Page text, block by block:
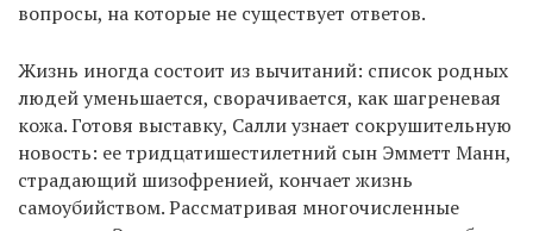
вопросы, на которые не существует ответов.
Жизнь иногда состоит из вычитаний: список родных
людей уменьшается, сворачивается, как шагреневая
кожа. Готовя выставку, Салли узнает сокрушительную
новость: ее тридцатишестилетний сын Эмметт Манн,
страдающий шизофренией, кончает жизнь
самоубийством. Рассматривая многочисленные